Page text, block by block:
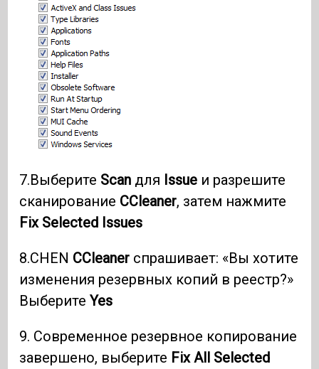
7.Выберите Scan для Issue и разрешите
сканирование CCleaner, затем нажмите
Fix Selected Issues
8.CHEN CCleaner спрашивает: «Вы хотите
изменения резервных копий в реестр?»
ВыберитеYes
9. Современное резервное копирование
завершено, выберите Fix All Selected